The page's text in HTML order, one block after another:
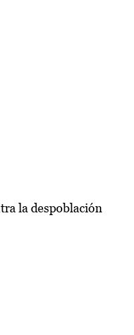
la despoblación